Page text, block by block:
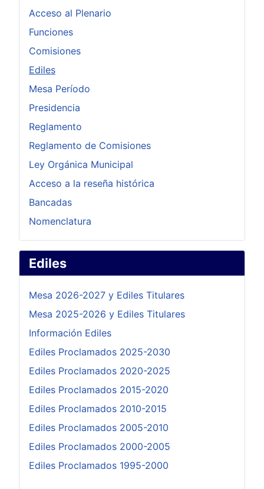
Acceso al Plenario
Funciones
Comisiones
Ediles
Mesa Período
Presidencia
Reglamento
Reglamento de Comisiones
Ley Orgánica Municipal
Acceso a la reseña histórica
Bancadas
Nomenclatura
Ediles
Mesa 2026-2027 y Ediles Titulares
Mesa 2025-2026 y Ediles Titulares
Información Ediles
Ediles Proclamados 2025-2030
Ediles Proclamados 2020-2025
Ediles Proclamados 2015-2020
Ediles Proclamados 2010-2015
Ediles Proclamados 2005-2010
Ediles Proclamados 2000-2005
Ediles Proclamados 1995-2000